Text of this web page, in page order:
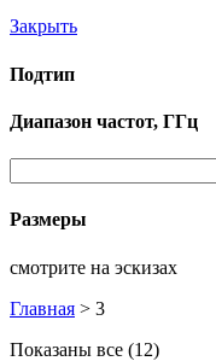
Закрыть
Подтип
Диапазон частот, ГГц
Размеры
смотрите на эскизах
Главная > 3
Показаны все (12)